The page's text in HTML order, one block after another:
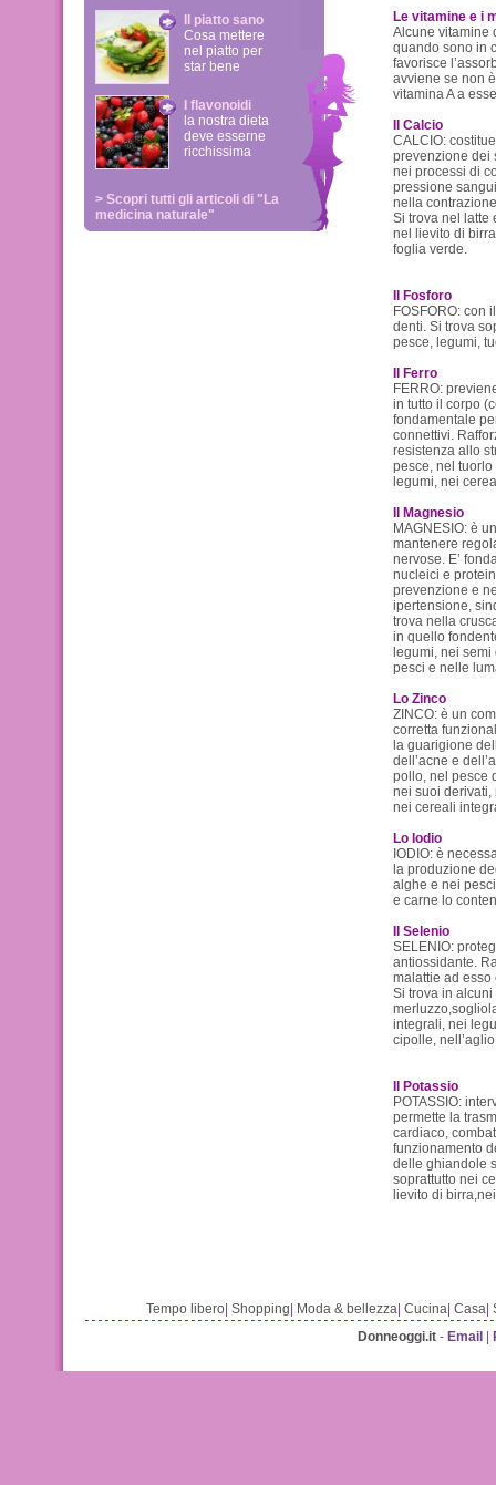
Il piatto sano
Cosa mettere
nel piatto per
star bene
I flavonoidi
la nostra dieta
deve esserne
ricchissima
> Scopri tutti gli articoli di "La
medicina naturale"
Le vitamine e i
Alcune vitamine
quando sono in
favorisce
avviene se non
vitamina A a
Il Calcio
CALCIO:
prevenzione dei
nei processi di
pressione
nella
Si trova nel latte
nel lievito di
foglia verde.
Il Fosforo
FOSFORO: con
denti. Si trova
pesce, legumi,
Il Ferro
FERRO:
in tutto il corpo
fondamentale
connettivi.
resistenza allo
pesce, nel tuorlo
legumi, nei
Il Magnesio
MAGNESIO: è
mantenere
nervose. E’
nucleici e
prevenzione e
ipertensione,
trova nella
in quello
legumi, nei
pesci e nelle
Lo Zinco
ZINCO: è un
corretta
la guarigione
dell’acne e
pollo, nel pesce
nei suoi derivati,
nei cereali
Lo Iodio
IODIO: è
la produzione
alghe e nei
e carne lo
Il Selenio
SELENIO:
antiossidante.
malattie ad esso
Si trova in
integrali, nei
cipolle,
Il Potassio
POTASSIO:
permette la
cardiaco,
funzionamento
delle ghiandole
soprattutto nei
lievito di
Tempo libero Shopping Moda & bellezza Cucina Casa
Donneoggi.it - Email